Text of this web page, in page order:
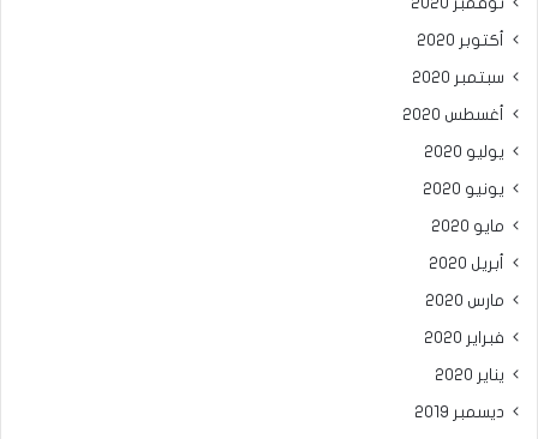
أكتوبر 2020
سبتمبر 2020
أغسطس 2020
يوليو 2020
يونيو 2020
مايو 2020
أبريل 2020
مارس 2020
فبراير 2020
يناير 2020
ديسمبر 2019